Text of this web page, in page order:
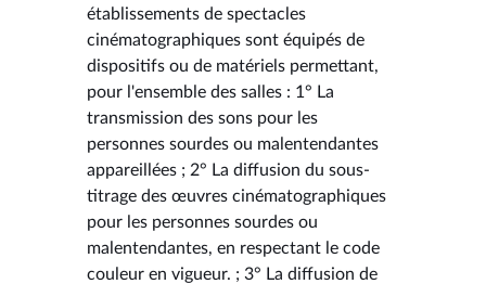
établissements de spectacles
cinématographiques sont équipés de
dispositifs ou de matériels permettant,
pour l'ensemble des salles : 1° La
transmission des sons pour les
personnes sourdes ou malentendantes
appareillées ; 2° La diffusion du sous-
titrage des œuvres cinématographiques
pour les personnes sourdes ou
malentendantes, en respectant le code
couleur en vigueur. ; 3° La diffusion de